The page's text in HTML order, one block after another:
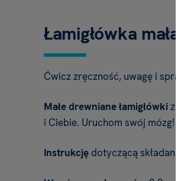
Łamigłówka
Ćwicz zręczność, uwagę i
Małe drewniane łamigłówkiz
i Ciebie. Uruchom swój mózg!
Instrukcję dotyczącą